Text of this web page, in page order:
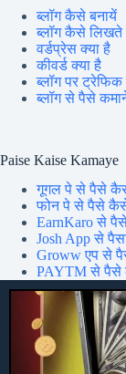
ब्लॉग कैसे बनायें
ब्लॉग कैसे लिखते
वर्डप्रेस क्या है
कीवर्ड क्या है
ब्लॉग पर
ब्लॉग से पैसे
Paise Kaise Kamaye
गूगल पे से पैसे
फोन पे से पैसे
EarnKaro से
Josh App से
Groww एप से
PAYTM से पैसे